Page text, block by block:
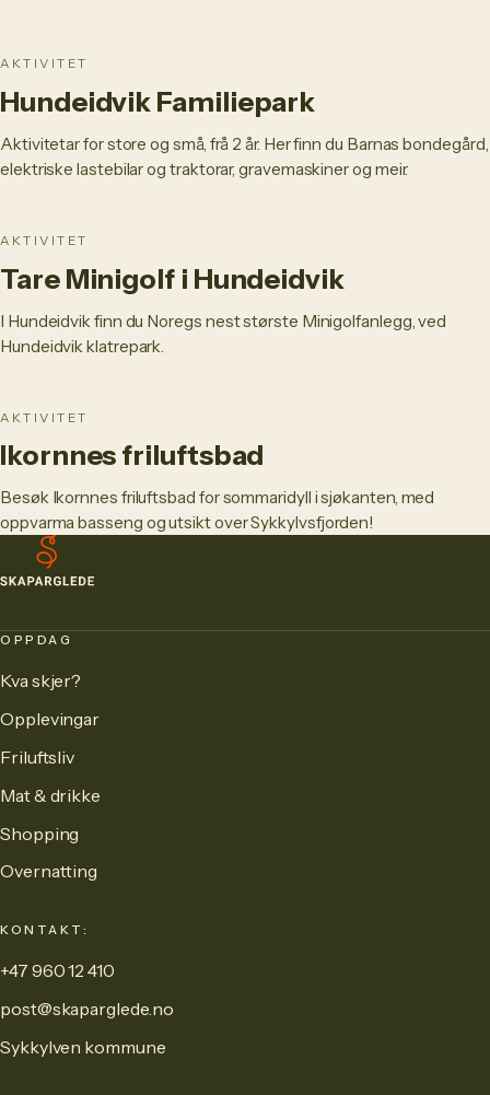
AKTIVITET
Hundeidvik Familiepark
Aktivitetar for store og små, frå 2 år. Her finn du Barnas bondegård,
elektriske lastebilar og traktorar, gravemaskiner og meir.
AKTIVITET
Tare Minigolf i Hundeidvik
I Hundeidvik finn du Noregs nest største Minigolfanlegg, ved
Hundeidvik klatrepark.
AKTIVITET
Ikornnes friluftsbad
Besøk Ikornnes friluftsbad for sommaridyll i sjøkanten, med
oppvarma basseng og utsikt over Sykkylvsfjorden!
OPPDAG
Kva skjer?
Opplevingar
Friluftsliv
Mat & drikke
Shopping
Overnatting
KONTAKT:
+47 960 12 410
post@skaparglede.no
Sykkylven kommune